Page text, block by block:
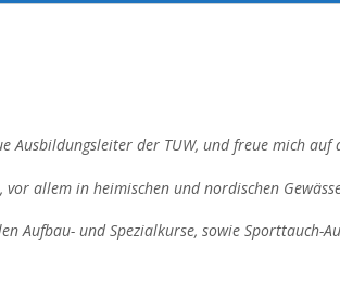
der TUW, und freue mich auf
allem in heimischen und nordischen
Aufbau- und Spezialkurse, sowie Sporttauch-